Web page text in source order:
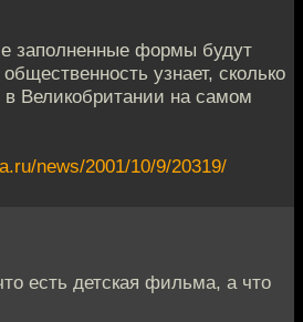
заполненные формы будут
узнает, сколько
Великобритании на самом
news/2001/10/9/20319/
есть детская фильма, а что